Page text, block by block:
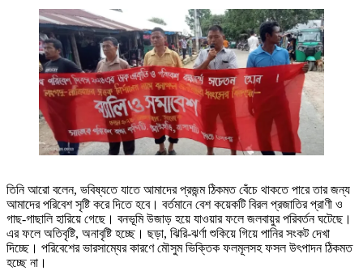
তিনি আরো বলেন, ভবিষ্যতে যাতে আমাদের প্রজন্ম ঠিকমত বেঁচে থাকতে পারে তার জন্য
আমাদের পরিবেশ সৃষ্টি করে দিতে হবে। বর্তমানে বেশ কয়েকটি বিরল প্রজাতির প্রাণী ও
গাছ-গাছালি হারিয়ে গেছে। বনভূমি উজাড় হয়ে যাওয়ার ফলে জলবায়ুর পরিবর্তন ঘটেছে।
এর ফলে অতিবৃষ্টি, অনাবৃষ্টি হচ্ছে। ছড়া, ঝিরি-ঝর্ণা শুকিয়ে গিয়ে পানির সংকট দেখা
দিচ্ছে। পরিবেশের ভারসাম্যের কারণে মৌসুম ভিক্তিক ফলমূলসহ ফসল উৎপাদন ঠিকমত
হচ্ছে না।